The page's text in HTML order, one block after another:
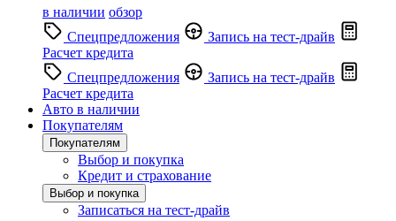
в наличии обзор
Спецпредложения
Запись на тест-драйв
Расчет кредита
Спецпредложения
Запись на тест-драйв
Расчет кредита
Авто в наличии
Покупателям
Покупателям
Выбор и покупка
Кредит и страхование
Выбор и покупка
Записаться на тест-драйв